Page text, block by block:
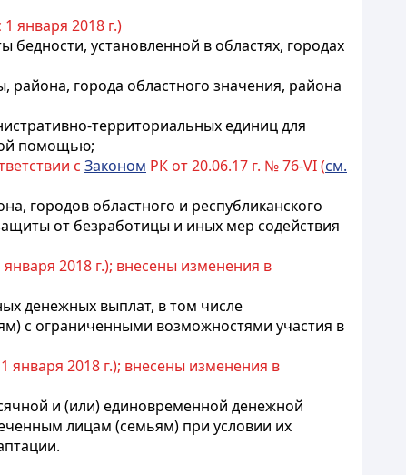
января 2018 г.)
установленной в областях, городах
города областного значения, района
территориальных единиц для
помощью;
с Законом РК от 20.06.17 г. № 76-VI (см.
городов областного и республиканского
от безработицы и иных мер содействия
2018 г.); внесены изменения в
денежных выплат, в том числе
с ограниченными возможностями участия в
января 2018 г.); внесены изменения в
и (или) единовременной денежной
лицам (семьям) при условии их